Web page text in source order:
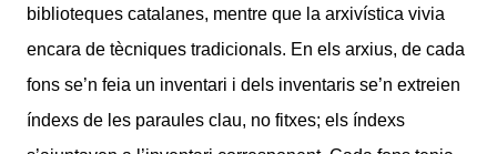
biblioteques catalanes, mentre que la arxivística vivia
encara de tècniques tradicionals. En els arxius, de cada
fons se’n feia un inventari i dels inventaris se’n extreien
índexs de les paraules clau, no fitxes; els índexs